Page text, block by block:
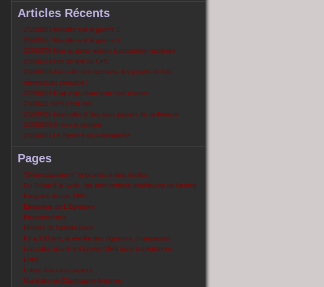
Articles Récents
20260803 Maudite soit la guerre 2
20260727 Maudite soit la guerre 1
20260720 Non au porte-avions à propulsion nucléaire
20260713 Les 20 ans du CPE
20260706 A la veille des élections, les projets de lois
répressives pleuvent !
20260629 Il fait trop chaud pour tout cramer
2060622 Nord c’est noir
20260615 Intercollectif des sans papiers Ile de France
20260608 Grève et victoire
20260601 Le Spectre du colonialisme
Pages
‘‘Désenclavement’’ et grands projets inutiles
Du Tchad à la Syrie : les interventions extérieures de l’armée
française depuis 1981
Emissions de L'Egrégore
Environnement
Histoire de l'antinucléaire
Il y a 100 ans, la révolte des vignerons champenois
Les rafles des 4 et 6 janvier 1944 dans les Ardennes
Links
Luttes des sans papiers
Nucléaire en Champagne Ardenne